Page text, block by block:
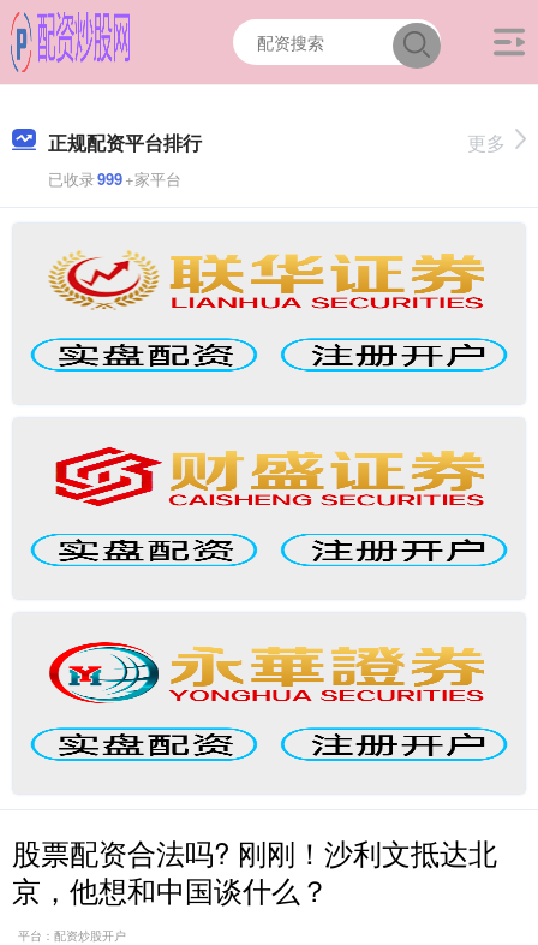
正规配资平台排行
已收录999+家平台
更多
股票配资合法吗? 刚刚！沙利文抵达北
京，他想和中国谈什么？
平台：配资炒股开户